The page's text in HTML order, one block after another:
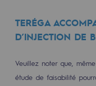
Sécurité
PARI 2035,
TERÉGA
D’INJECTION DE
Veuillez noter que,
étude de faisabilité